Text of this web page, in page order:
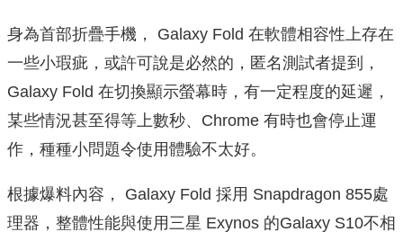
身為首部折疊手機， Galaxy Fold 在軟體相容性上存在
一些小瑕疵，或許可說是必然的，匿名測試者提到，
Galaxy Fold 在切換顯示螢幕時，有一定程度的延遲，
某些情況甚至得等上數秒、Chrome 有時也會停止運
作，種種小問題令使用體驗不太好。
根據爆料內容， Galaxy Fold 採用 Snapdragon 855處
理器，整體性能與使用三星 Exynos 的Galaxy S10不相